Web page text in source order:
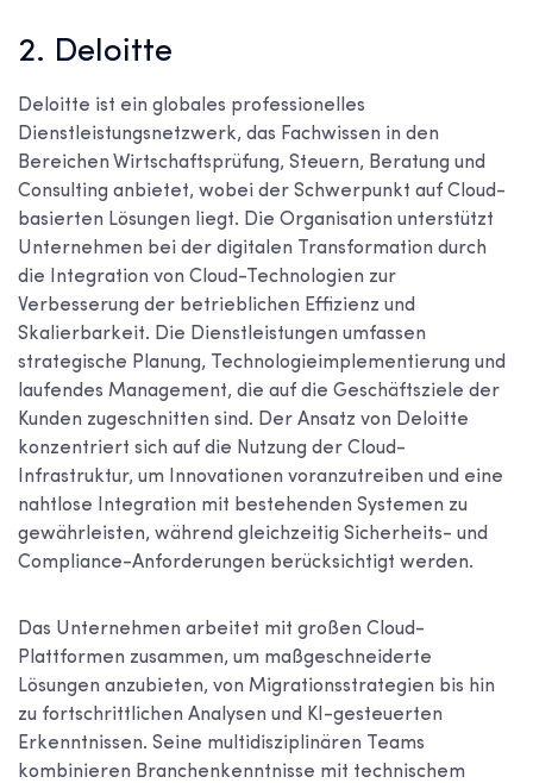
2. Deloitte
Deloitte ist ein globales professionelles
Dienstleistungsnetzwerk, das Fachwissen in den
Bereichen Wirtschaftsprüfung, Steuern, Beratung und
Consulting anbietet, wobei der Schwerpunkt auf Cloud-
basierten Lösungen liegt. Die Organisation unterstützt
Unternehmen bei der digitalen Transformation durch
die Integration von Cloud-Technologien zur
Verbesserung der betrieblichen Effizienz und
Skalierbarkeit. Die Dienstleistungen umfassen
strategische Planung, Technologieimplementierung und
laufendes Management, die auf die Geschäftsziele der
Kunden zugeschnitten sind. Der Ansatz von Deloitte
konzentriert sich auf die Nutzung der Cloud-
Infrastruktur, um Innovationen voranzutreiben und eine
nahtlose Integration mit bestehenden Systemen zu
gewährleisten, während gleichzeitig Sicherheits- und
Compliance-Anforderungen berücksichtigt werden.
Das Unternehmen arbeitet mit großen Cloud-
Plattformen zusammen, um maßgeschneiderte
Lösungen anzubieten, von Migrationsstrategien bis hin
zu fortschrittlichen Analysen und KI-gesteuerten
Erkenntnissen. Seine multidisziplinären Teams
kombinieren Branchenkenntnisse mit technischem